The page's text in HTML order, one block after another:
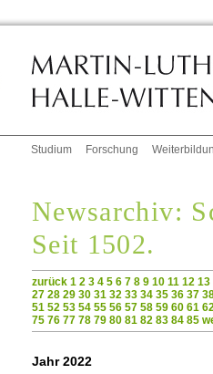
Studium Forschung
Newsarchiv:
Seit 1502.
zurück 1 2 3 4 5 6 7 8 9 10 11 12 13
27 28 29 30 31 32 33 34 35 36 37
51 52 53 54 55 56 57 58 59 60 61
75 76 77 78 79 80 81 82 83 84 85
Jahr 2022